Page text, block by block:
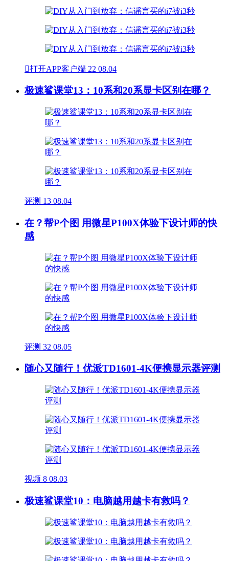
打开APP客户端 22 08.04
极速鲨课堂13：10系和20系显卡区别在哪？
评测 13 08.04
在？帮P个图 用微星P100X体验下设计师的快
感
评测 32 08.05
随心又随行！优派TD1601-4K便携显示器评测
视频 8 08.03
极速鲨课堂10：电脑越用越卡有救吗？